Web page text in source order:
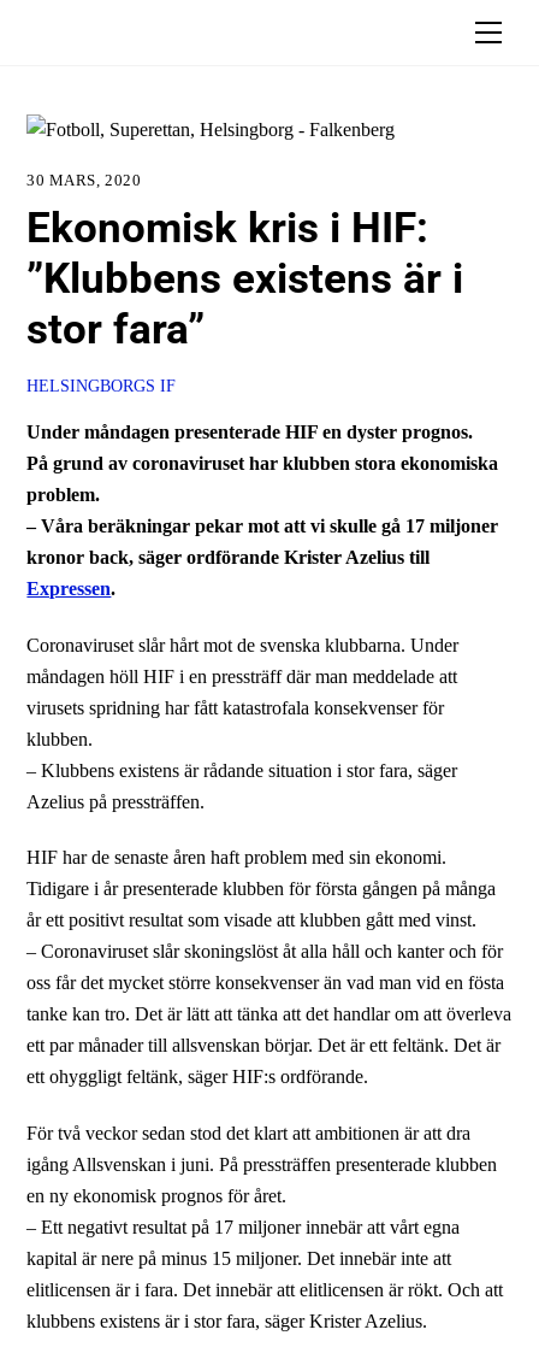
30 MARS, 2020
Ekonomisk kris i HIF:
”Klubbens existens är i
stor fara”
HELSINGBORGS IF
Under måndagen presenterade HIF en dyster prognos.
På grund av coronaviruset har klubben stora ekonomiska
problem.
– Våra beräkningar pekar mot att vi skulle gå 17 miljoner
kronor back, säger ordförande Krister Azelius till
Expressen.
Coronaviruset slår hårt mot de svenska klubbarna. Under
måndagen höll HIF i en pressträff där man meddelade att
virusets spridning har fått katastrofala konsekvenser för
klubben.
– Klubbens existens är rådande situation i stor fara, säger
Azelius på pressträffen.
HIF har de senaste åren haft problem med sin ekonomi.
Tidigare i år presenterade klubben för första gången på många
år ett positivt resultat som visade att klubben gått med vinst.
– Coronaviruset slår skoningslöst åt alla håll och kanter och för
oss får det mycket större konsekvenser än vad man vid en fösta
tanke kan tro. Det är lätt att tänka att det handlar om att överleva
ett par månader till allsvenskan börjar. Det är ett feltänk. Det är
ett ohyggligt feltänk, säger HIF:s ordförande.
För två veckor sedan stod det klart att ambitionen är att dra
igång Allsvenskan i juni. På pressträffen presenterade klubben
en ny ekonomisk prognos för året.
– Ett negativt resultat på 17 miljoner innebär att vårt egna
kapital är nere på minus 15 miljoner. Det innebär inte att
elitlicensen är i fara. Det innebär att elitlicensen är rökt. Och att
klubbens existens är i stor fara, säger Krister Azelius.